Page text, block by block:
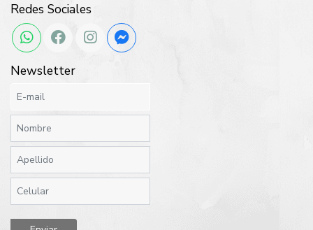
Redes Sociales
Newsletter